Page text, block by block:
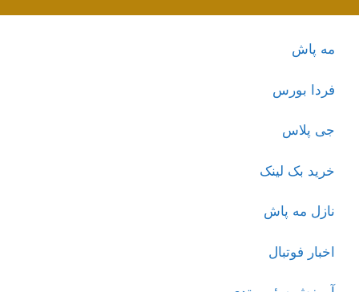
مه پاش
فردا بورس
جی پلاس
خرید بک لینک
نازل مه پاش
اخبار فوتبال